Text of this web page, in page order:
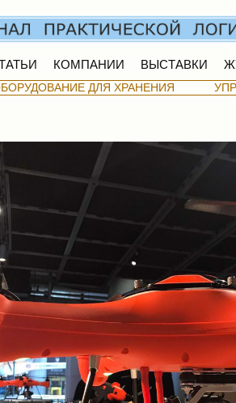
КОМПАНИИ ВЫСТАВКИ
ДЛЯ ХРАНЕНИЯ